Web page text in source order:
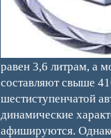
равен 3,6 литрам, а
составляют свыше
шестиступенчатой
динамические
афишируются.